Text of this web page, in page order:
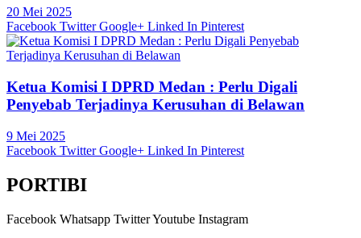
20 Mei 2025
Facebook Twitter Google+ Linked In Pinterest
Ketua Komisi I DPRD Medan : Perlu Digali
Penyebab Terjadinya Kerusuhan di Belawan
9 Mei 2025
Facebook Twitter Google+ Linked In Pinterest
PORTIBI
Facebook Whatsapp TwitterYoutube Instagram